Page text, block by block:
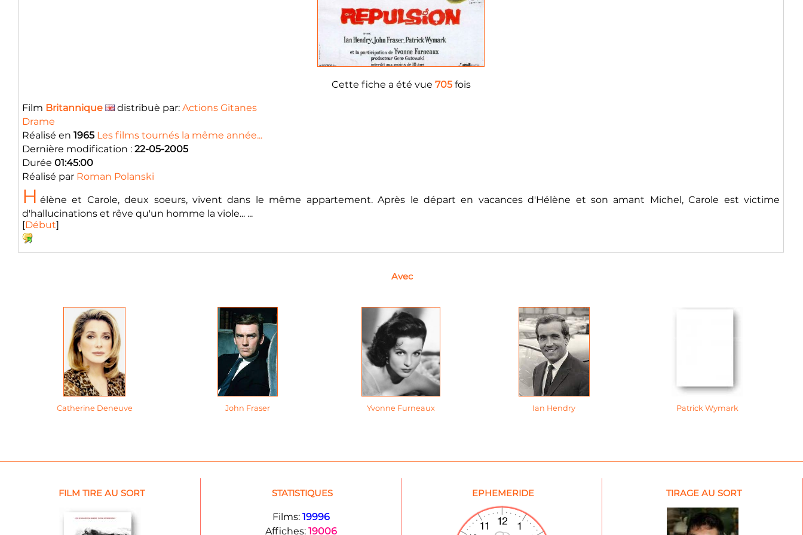
Cette fiche a été vue 705fois
Film Britannique distribuè par: Actions Gitanes
Drame
Réalisé en 1965 Les films tournés la même année...
Dernière modification : 22-05-2005
Durée 01:45:00
Réalisé par Roman Polanski
H élène et Carole, deux soeurs, vivent dans le même appartement. Après le départ en vacances d'Hélène et son amant Michel, Carole est victime
d'hallucinations et rêve qu'un homme la viole... ...
[Début]
Avec
Catherine Deneuve John Fraser Yvonne Furneaux Ian Hendry Patrick Wymark
FILM TIRE AU SORT STATISTIQUES
Films: 19996
Affiches: 19006
EPHEMERIDE TIRAGE AU SORT